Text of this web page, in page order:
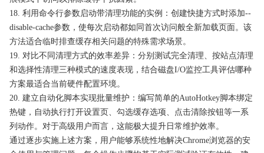
18. 利用命令行参数启动带清理功能的实例：创建快捷方式时添加--
disable-cache参数，使每次启动都如同首次访问般全新加载页面。该
方法适合临时排查缓存相关问题的特殊需求场景。
19. 对比不同清理方式的效率差异：分别测试完全清理、按站点清理
和选择性清理三种模式的速度表现，结合磁盘I/O监控工具评估哪种
方案最适合当前硬件配置环境。
20. 建立自动化脚本实现批量维护：编写简单的AutoHotkey脚本绑定
热键，自动执行打开设置页、勾选缓存选项、点击清除按钮等一系
列动作。对于高级用户而言，这能极大提升日常维护效率。
通过逐步实施上述方案，用户能够系统性地解决Chrome浏览器的安